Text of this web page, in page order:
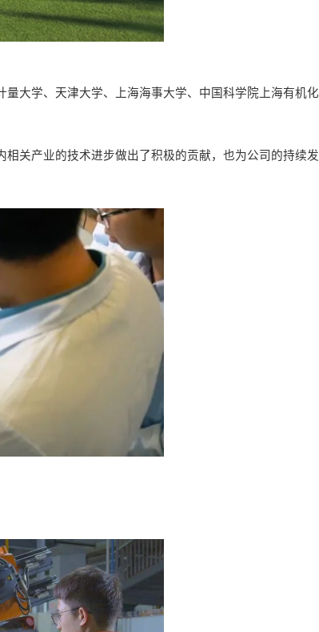
量大学、天津大学、上海海事大学、中国科学院上海有机化
关产业的技术进步做出了积极的贡献， 也为公司的持续发